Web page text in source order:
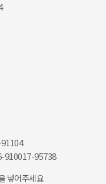
910017-95738
넣어주세요